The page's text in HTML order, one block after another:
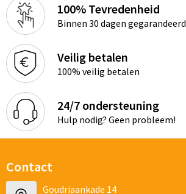
100% Tevredenheid
Binnen 30 dagen gegarandeerd
Veilig betalen
100% veilig betalen
24/7 ondersteuning
Hulp nodig? Geen probleem!
Contact
Goudriaankade 14